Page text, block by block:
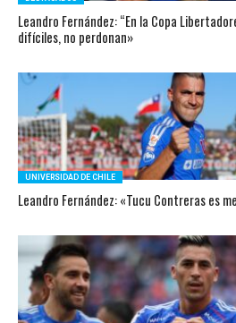
Leandro Fernández: “En la Copa
difíciles, no perdonan»
UNIVERSIDAD DE CHILE
Leandro Fernández: «Tucu Contreras es